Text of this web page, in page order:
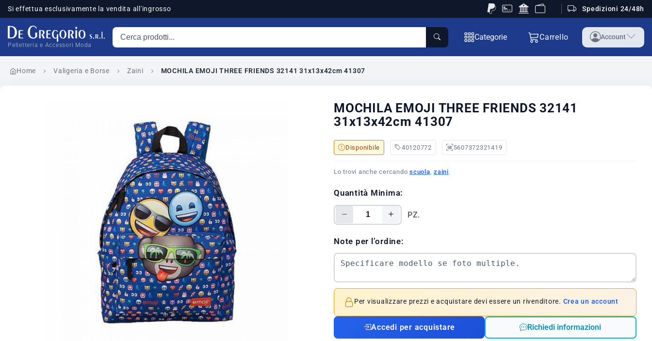
Si effettua esclusivamente la vendita all'ingrosso Spedizioni 24/48h
Pelletteria e Accessori Moda
Cerca prodotti
Categorie Carrello Account
Home Valigeria e Borse Zaini MOCHILA EMOJI THREE FRIENDS 32141 31x13x42cm 41307
MOCHILA EMOJI THREE FRIENDS 32141
31x13x42cm 41307
Disponibile 40120772 5607372321419
Lo trovi anche cercando scuola zaini.
Quantità Minima:
PZ.
Note per l’ordine:
Per visualizzare prezzi e acquistare devi essere un rivenditore. Crea un account
Accedi per acquistare Richiedi informazioni